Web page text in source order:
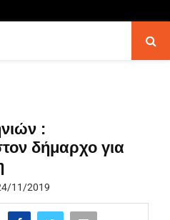
:
δήμαρχο για
11/2019